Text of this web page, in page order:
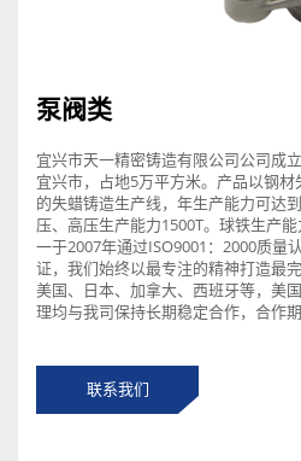
泵阀类
宜兴市天一精密铸造有限公司公司成
宜兴市，占地5万平方米。产品以钢
的失蜡铸造生产线，年生产能力可达
压、高压生产能力1500T。球铁生产
一于2007年通过ISO9001：2000质量
证，我们始终以最专注的精神打造最
美国、日本、加拿大、西班牙等，美
理均与我司保持长期稳定合作，合作
联系我们